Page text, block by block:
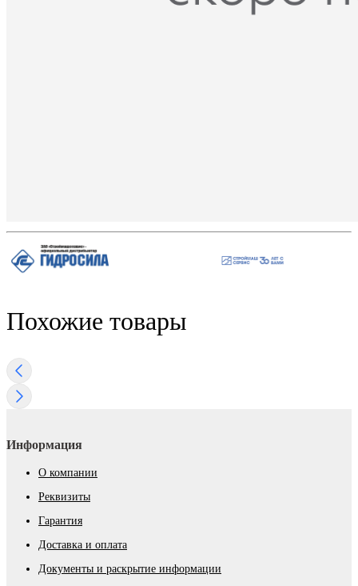
Похожие товары
Информация
О компании
Реквизиты
Гарантия
Доставка и оплата
Документы и раскрытие информации